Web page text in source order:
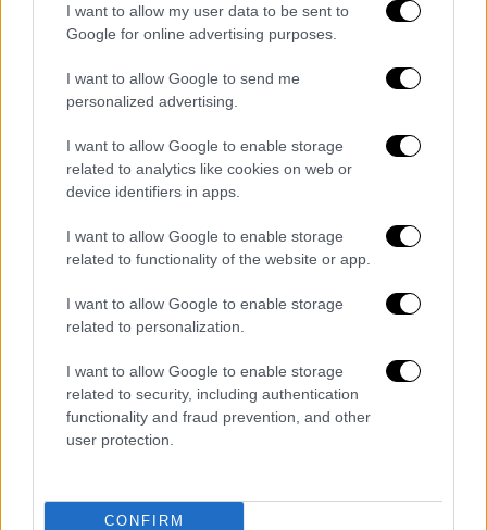
I want to allow my user data to be sent to
Google for online advertising purposes.
I want to allow Google to send me
personalized advertising.
I want to allow Google to enable storage
related to analytics like cookies on web or
device identifiers in apps.
I want to allow Google to enable storage
related to functionality of the website or app.
I want to allow Google to enable storage
related to personalization.
I want to allow Google to enable storage
related to security, including authentication
functionality and fraud prevention, and other
user protection.
CONFIRM
4ος: Αριστοτέλης Διαμαντόπουλος
(Αρκαδίας)
19:00 ΟΦΗ - Αστέρας
Διαιτητής: Εμμανουήλ Σκουλάς (Θεσσαλίας)
Βοηθοί: Ράινχαρντ Μπούξμπαουμ (Αν.
Αττικής), Ανδρέας Μεϊντάνας (Αχαΐας)
4ος: Γεώργιος Βρέσκας (Πιερίας)
19:00 ΠΑΟΚ - Λεβαδειακός
Διαιτητής: Αθανάσιος Τζήλος (Λάρισας)
Βοηθοί: Δημήτριος Γκάγκας (Λάρισας),
Σταύρος Σίπκας (Σάμου)
4ος: Κωνσταντίνος Κοτσάνης (Δράμας)